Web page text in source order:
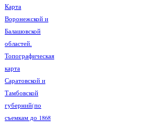
Карта
Воронежской и
Балашовской
областей.
Топографическая
карта
Саратовской и
Тамбовской
губерний(по
съемкам до 1868